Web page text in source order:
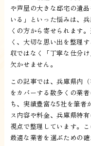
や芦屋の大きな邸宅の遺
いる」といった悩みは、
くの方から寄せられます
く、大切な思い出を整理
収ではなく「丁寧な仕分
欠かせません。
この記事では、兵庫県内
をカバーする数多くの業
ち、実績豊富な5社を筆者
ス内容や料金、兵庫県特
視点で整理しています。
最適な業者を選ぶための